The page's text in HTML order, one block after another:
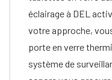
éclairage à DEL
votre approche,
porte en verre
système de